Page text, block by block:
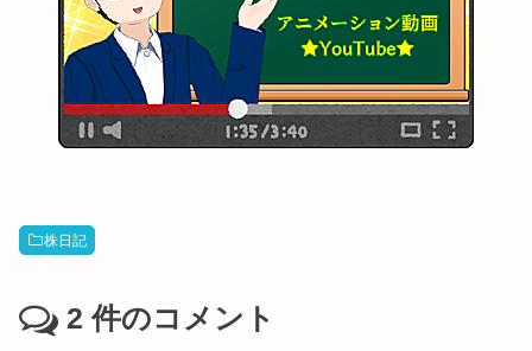
株日記
2 件のコメント